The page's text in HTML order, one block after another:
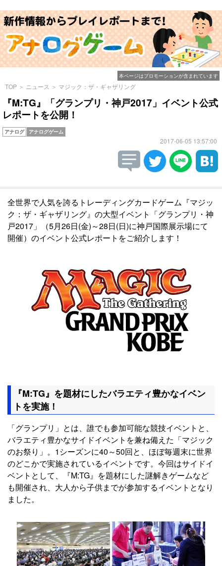
本ページはプロモーションが含まれています
TOP ＞ ニュース ＞ マジック：ザ・ギャザリング
『M:TG』「グランプリ・神戸2017」イベント公式
レポートを公開！
アナログ アナログゲーム
2017-06-05 13:57:00
全世界で人気を誇るトレーディングカードゲーム『マジッ
ク：ザ・ギャザリング』の大型イベント「グランプリ・神
戸2017」（5月26日(金)～28日(日)に神戸国際展示場にて
開催）のイベント公式レポートをご紹介します！
『M:TG』を題材にしたバラエティ豊かなイベン
トを実施！
「グランプリ」とは、誰でも参加可能な競技イベントと、
バラエティ豊かなサイドイベントを兼ね備えた「マジック
のお祭り」。1シーズンに40～50回と、ほぼ毎週末に世界
のどこかで実施されているイベントです。今回はサイドイ
ベントとして、『M:TG』を題材にした謎解きゲームなど
も開催され、大人から子供までが参加するイベントとなり
ました。